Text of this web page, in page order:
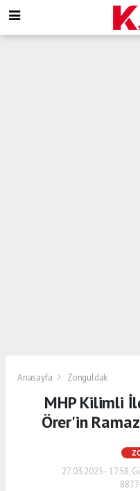
Anasayfa Zonguldak
MHP Kilimli
Örer'in
27.03.2025 - 17:58,